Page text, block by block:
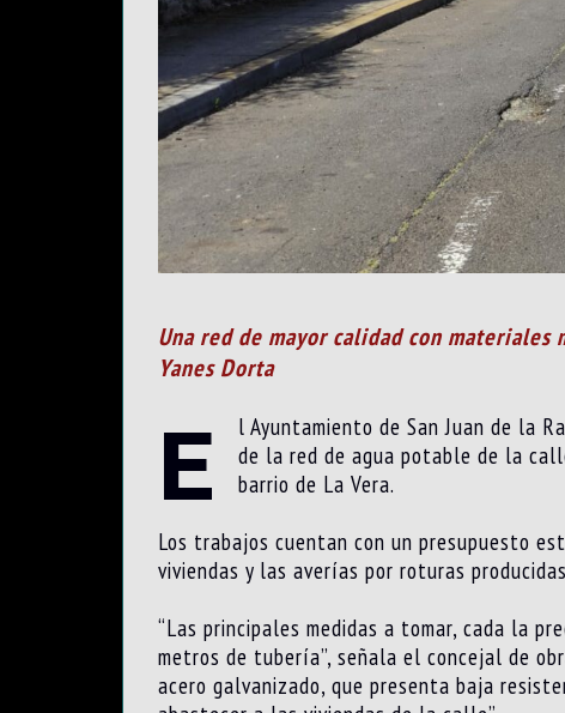
Una red de mayor calidad con
Yanes Dorta
E
l Ayuntamiento de San Juan de la
de la red de agua potable de la
barrio de La Vera.
Los trabajos cuentan con un presupuesto
viviendas y las averías por roturas
“Las principales medidas a tomar, cada la
metros de tubería”, señala el concejal de
acero galvanizado, que presenta baja